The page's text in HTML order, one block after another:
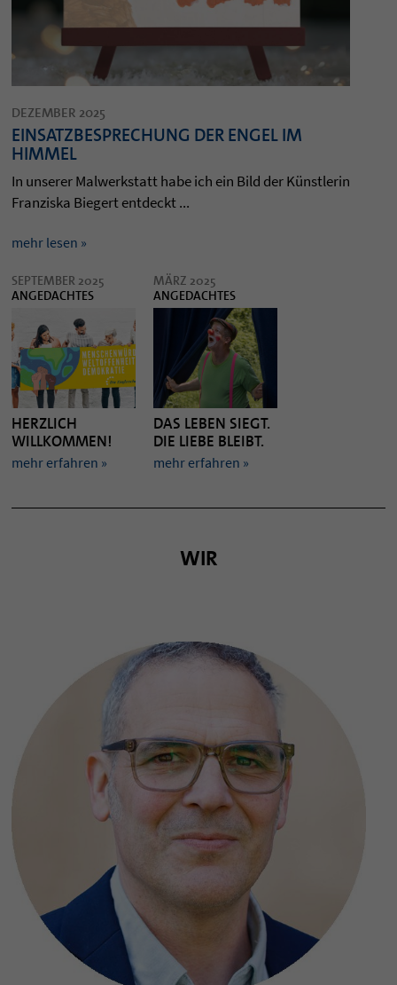
DEZEMBER 2025
EINSATZBESPRECHUNG DER ENGEL IM
HIMMEL
In unserer Malwerkstatt habe ich ein Bild der Künstlerin
Franziska Biegert entdeckt ...
mehr lesen »
SEPTEMBER 2025
ANGEDACHTES
HERZLICH
WILLKOMMEN!
mehr erfahren »
MÄRZ 2025
ANGEDACHTES
DAS LEBEN SIEGT.
DIE LIEBE BLEIBT.
mehr erfahren »
WIR